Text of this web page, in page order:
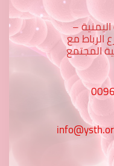
–
الرباط مع
كلية المجتمع